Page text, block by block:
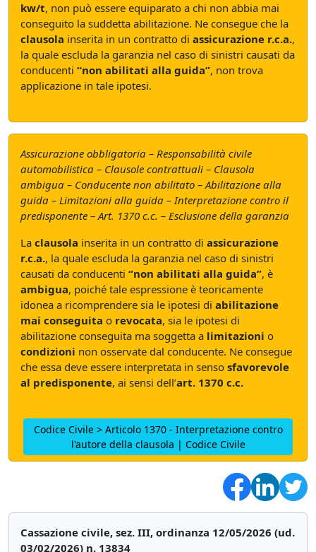
kw/t, non può essere equiparato a chi non abbia mai
conseguito la suddetta abilitazione. Ne consegue che la
clausola inserita in un contratto di assicurazione r.c.a.,
la quale escluda la garanzia nel caso di sinistri causati da
conducenti “non abilitati alla guida”, non trova
applicazione in tale ipotesi.
Assicurazione obbligatoria – Responsabilità civile
automobilistica – Clausole contrattuali – Clausola
ambigua – Conducente non abilitato – Abilitazione alla
guida – Limitazioni alla guida – Interpretazione contro il
predisponente – Art. 1370 c.c. – Esclusione della garanzia
La clausola inserita in un contratto di assicurazione
r.c.a., la quale escluda la garanzia nel caso di sinistri
causati da conducenti “non abilitati alla guida”, è
ambigua, poiché tale espressione è teoricamente
idonea a ricomprendere sia le ipotesi di abilitazione
mai conseguita o revocata, sia le ipotesi di
abilitazione conseguita ma soggetta a limitazioni o
condizioni non osservate dal conducente. Ne consegue
che essa deve essere interpretata in senso sfavorevole
al predisponente, ai sensi dell’art. 1370 c.c.
Codice Civile > Articolo 1370 - Interpretazione contro
l'autore della clausola | Codice Civile
Cassazione civile, sez. III, ordinanza 12/05/2026 (ud.
03/02/2026) n. 13834